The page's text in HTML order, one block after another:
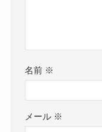
名前 ※
メール ※